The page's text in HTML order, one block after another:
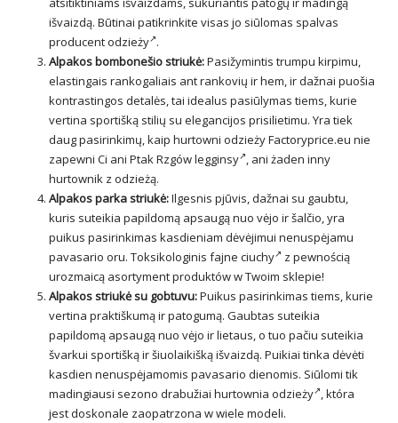
išvaizdą. Būtinai patikrinkite visas jo siūlomas spalvas
producent odzieży .
Alpakos bombonešio striukė:Pasižymintis trumpu kirpimu,
elastingais rankogaliais ant rankovių ir hem, ir dažnai puošia
kontrastingos detalės, tai idealus pasiūlymas tiems, kurie
vertina sportišką stilių su elegancijos prisilietimu. Yra tiek
daug pasirinkimų, kaip hurtowni odzieży Factoryprice.eu nie
zapewni Ci ani Ptak Rzgów legginsy , ani żaden inny
hurtownik z odzieżą.
Alpakos parka striukė:Ilgesnis pjūvis, dažnai su gaubtu,
kuris suteikia papildomą apsaugą nuo vėjo ir šalčio, yra
puikus pasirinkimas kasdieniam dėvėjimui nenuspėjamu
pavasario oru. Toksikologinis fajne ciuchy
z pewnością
urozmaicą asortyment produktów w Twoim sklepie!
Alpakos striukė su gobtuvu:Puikus pasirinkimas tiems, kurie
vertina praktiškumą ir patogumą. Gaubtas suteikia
papildomą apsaugą nuo vėjo ir lietaus, o tuo pačiu suteikia
švarkui sportišką ir šiuolaikišką išvaizdą. Puikiai tinka dėvėti
kasdien nenuspėjamomis pavasario dienomis. Siūlomi tik
madingiausi sezono drabužiai hurtownia odzieży , która
jest doskonale zaopatrzona w wiele modeli.